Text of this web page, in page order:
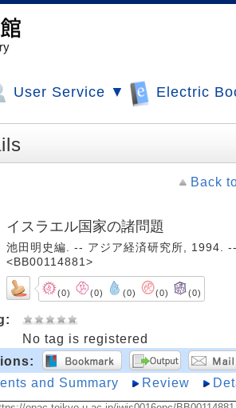
User Service ▼ Electric
Back
イスラエル国家の諸問題
池田明史編. -- アジア経済研究所, 1994.
<BB00114881>
(0) (0) (0) (0) (0)
No tag is registered
and Summary
Review